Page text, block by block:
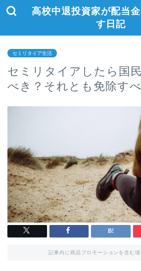
高校中退投資家が配当
す日記
セミリタイア生活
セミリタイアしたら国
べき？それとも免除す
記事内に商品プロモーションを含む